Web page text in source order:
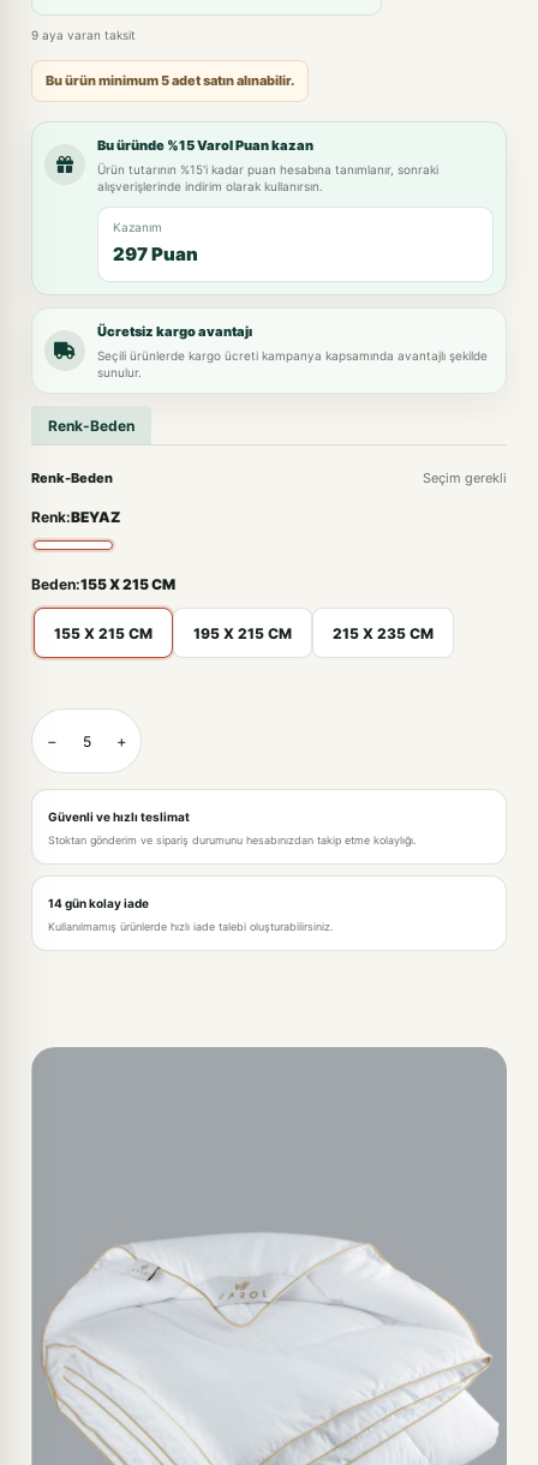
9 aya varan taksit
Bu ürün minimum 5 adet satın alınabilir.
Bu üründe %15 Varol Puan kazan
Ürün tutarının %15'i kadar puan hesabına tanımlanır, sonraki
alışverişlerinde indirim olarak kullanırsın.
Kazanım
297 Puan
Ücretsiz kargo avantajı
Seçili ürünlerde kargo ücreti kampanya kapsamında avantajlı şekilde
sunulur.
Renk-Beden
Renk-Beden Seçim gerekli
Renk:BEYAZ
Beden:155 X 215 CM
155 X 215 CM 195 X 215 CM 215 X 235 CM
BEYAZ-195 X 215 CM · +519,00TL
BEYAZ-215 X 235 CM · +844,00TL
− +
Güvenli ve hızlı teslimat
Stoktan gönderim ve sipariş durumunu hesabınızdan takip etme kolaylığı.
14 gün kolay iade
Kullanılmamış ürünlerde hızlı iade talebi oluşturabilirsiniz.